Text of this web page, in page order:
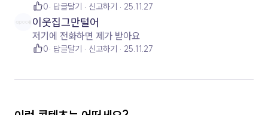
0 답글달기 신고하기 25.11.27
이웃집그만털어
저기에 전화하면 제가 받아요
0 답글달기 신고하기 25.11.27